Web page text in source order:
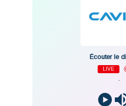
Écouter le
LIVE